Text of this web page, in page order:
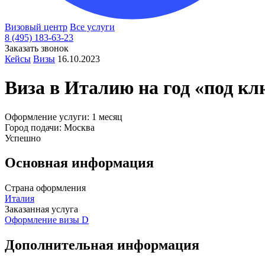
Визовый центр Все услуги
8 (495) 183-63-23
Заказать звонок
Кейсы Визы 16.10.2023
Виза в Италию на год «под
Оформление услуги: 1 месяц
Город подачи: Москва
Успешно
Основная информация
Страна оформления
Италия
Заказанная услуга
Оформление визы D
Дополнительная информация